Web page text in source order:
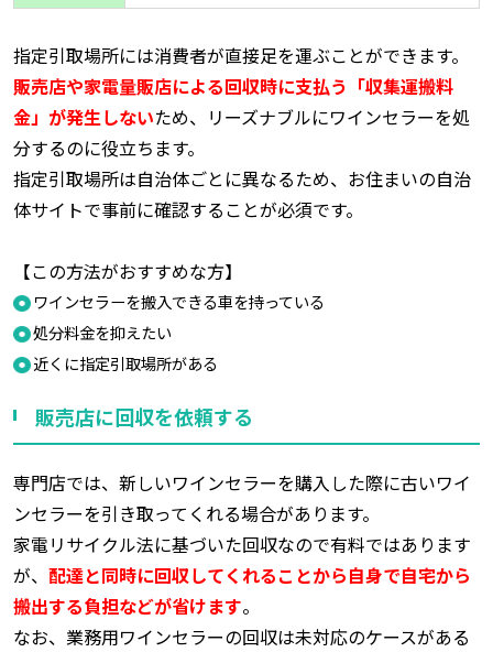
指定引取場所には消費者が直接足を運ぶことができます。
販売店や家電量販店による回収時に支払う「収集運搬料
金」が発生しないため、リーズナブルにワインセラーを処
分するのに役立ちます。
指定引取場所は自治体ごとに異なるため、お住まいの自治
体サイトで事前に確認することが必須です。
【この方法がおすすめな方】
ワインセラーを搬入できる車を持っている
処分料金を抑えたい
近くに指定引取場所がある
販売店に回収を依頼する
専門店では、新しいワインセラーを購入した際に古いワイ
ンセラーを引き取ってくれる場合があります。
家電リサイクル法に基づいた回収なので有料ではあります
が、 配達と同時に回収してくれることから自身で自宅から
搬出する負担などが省けます。
なお、業務用ワインセラーの回収は未対応のケースがある